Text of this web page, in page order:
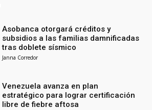
Asobanca otorgará créditos y
subsidios a las familias damnificadas
tras doblete sísmico
Janna Corredor
Venezuela avanza en plan
estratégico para lograr certificación
libre de fiebre aftosa